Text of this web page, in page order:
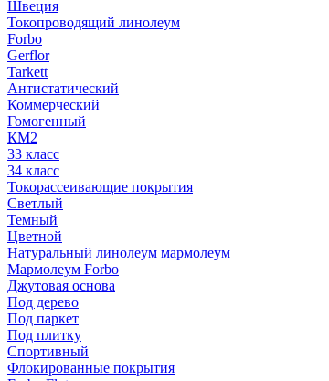
Швеция
Токопроводящий линолеум
Forbo
Gerflor
Tarkett
Антистатический
Коммерческий
Гомогенный
КМ2
33 класс
34 класс
Токорассеивающие покрытия
Светлый
Темный
Цветной
Натуральный линолеум мармолеум
Мармолеум Forbo
Джутовая основа
Под дерево
Под паркет
Под плитку
Спортивный
Флокированные покрытия